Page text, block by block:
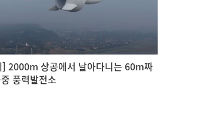
2000m 상공에서 날아다니는 60m짜
풍력발전소